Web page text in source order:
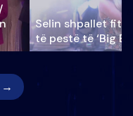
Selin shpallet
të pestë të ‘Big
→